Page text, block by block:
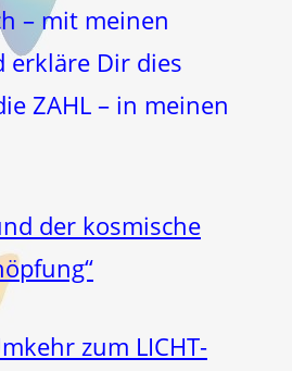
– mit meinen
erkläre Dir dies
ZAHL – in meinen
der kosmische
zum LICHT-